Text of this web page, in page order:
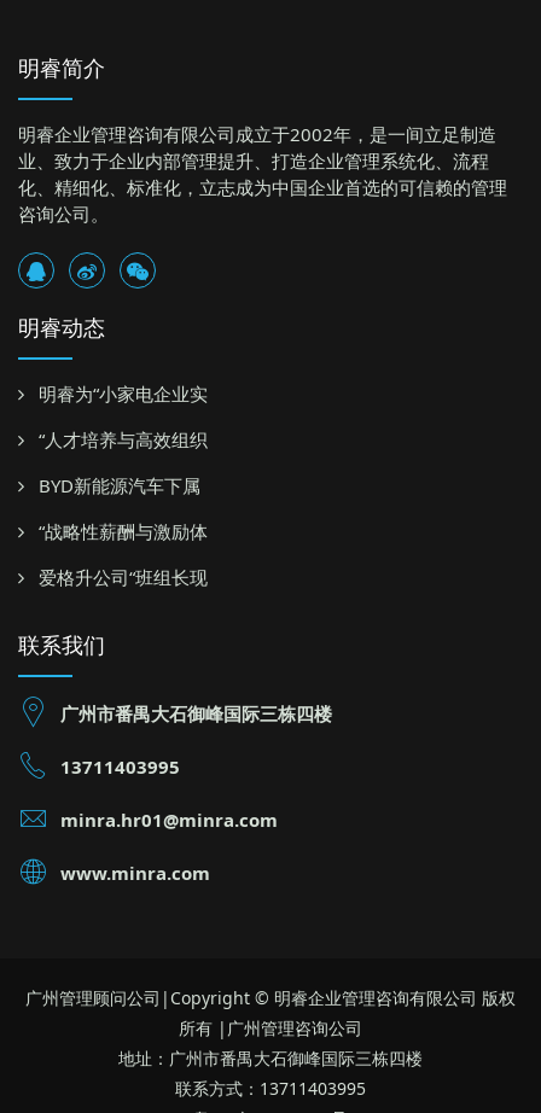
明睿简介
明睿企业管理咨询有限公司成立于2002年，是一间立足制造
业、致力于企业内部管理提升、打造企业管理系统化、流程
化、精细化、标准化，立志成为中国企业首选的可信赖的管理
咨询公司。
明睿动态
明睿为“小家电企业实
“人才培养与高效组织
BYD新能源汽车下属
“战略性薪酬与激励体
爱格升公司“班组长现
联系我们
广州市番禺大石御峰国际三栋四楼
13711403995
minra.hr01@minra.com
www.minra.com
广州管理顾问公司|Copyright © 明睿企业管理咨询有限公司 版权
所有 |广州管理咨询公司
地址：广州市番禺大石御峰国际三栋四楼
联系方式：13711403995